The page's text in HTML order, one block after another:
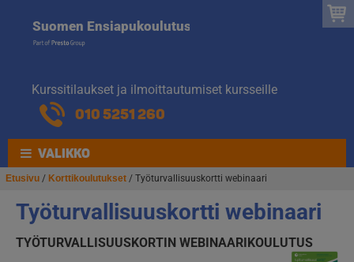
navigointiin
sisältöön
Suomen EnsiapukoulutusSuomen
Kurssitilaukset ja ilmoittautumiset kursseille
010 5251 260
VALIKKO
Etusivu / Korttikoulutukset / Työturvallisuuskortti webinaari
Työturvallisuuskortti webinaari
TYÖTURVALLISUUSKORTIN WEBINAARIKOULUTUS